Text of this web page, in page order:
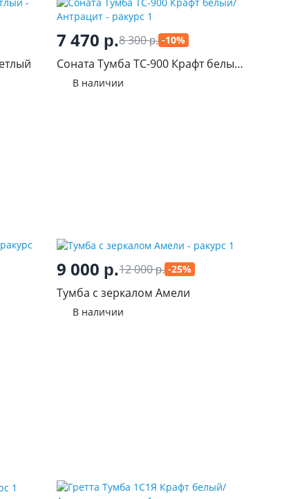
7 470 р.8 300р. -10%
Соната Тумба ТС-900 Крафт белый/
Антрацит
В наличии
9 000 р.12 000р. -25%
Тумба с зеркалом Амели
В наличии